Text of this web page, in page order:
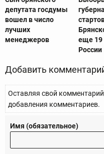
депутата госдумы
вошел в число
лучших
менеджеров
еще 19
России
Добавить
Оставляя свой
добавления комментариев.
Имя (обязательное)